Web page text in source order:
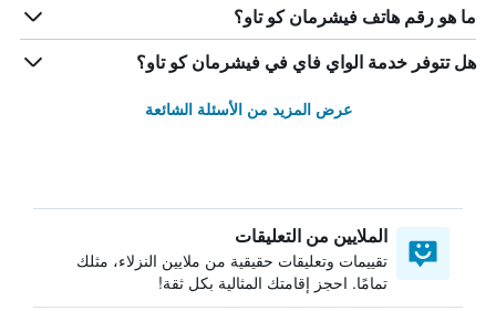
ما هو رقم هاتف فيشرمان كو تاو؟
هل تتوفر خدمة الواي فاي في فيشرمان كو تاو؟
عرض المزيد من الأسئلة الشائعة
الملايين من التعليقات
تقييمات وتعليقات حقيقية من ملايين النزلاء، مثلك
تمامًا. احجز إقامتك المثالية بكل ثقة!